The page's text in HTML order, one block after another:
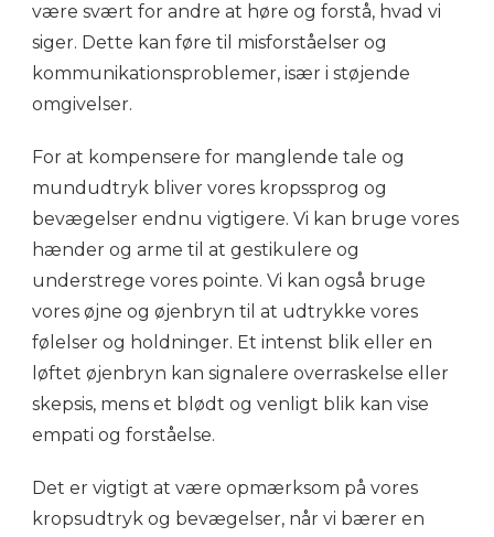
være svært for andre at høre og forstå, hvad vi
siger. Dette kan føre til misforståelser og
kommunikationsproblemer, især i støjende
omgivelser.
For at kompensere for manglende tale og
mundudtryk bliver vores kropssprog og
bevægelser endnu vigtigere. Vi kan bruge vores
hænder og arme til at gestikulere og
understrege vores pointe. Vi kan også bruge
vores øjne og øjenbryn til at udtrykke vores
følelser og holdninger. Et intenst blik eller en
løftet øjenbryn kan signalere overraskelse eller
skepsis, mens et blødt og venligt blik kan vise
empati og forståelse.
Det er vigtigt at være opmærksom på vores
kropsudtryk og bevægelser, når vi bærer en